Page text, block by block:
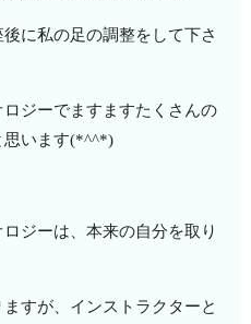
に私の足の調整をして下さ
ジーでますますたくさんの
思います(*^^*)
ジーは、本来の自分を取り
すが、インストラクターと